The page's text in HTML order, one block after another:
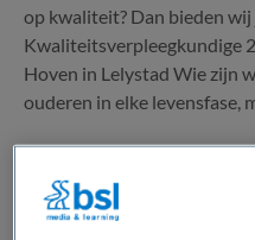
op kwaliteit? Dan bieden
Kwaliteitsverpleegkundige
Hoven in Lelystad Wie zijn
ouderen in elke levensfase,
Bekijk vacature